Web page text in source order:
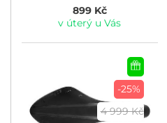
899 Kč
v úterý u Vás
-25%
4 999 Kč